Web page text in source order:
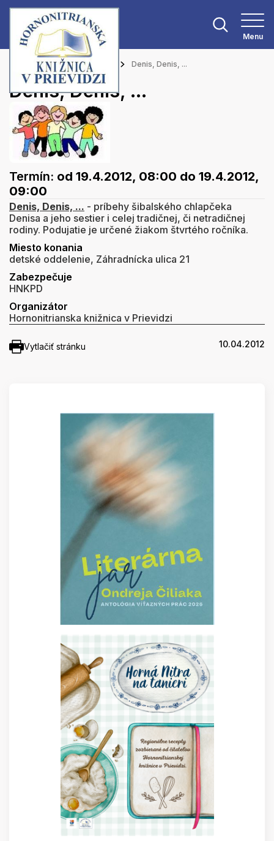
Menu
Hlavná stránka Podujatia Denis, Denis, ...
Denis, Denis, ...
Termín: od 19.4.2012, 08:00 do 19.4.2012,
09:00
Denis, Denis, ... - príbehy šibalského chlapčeka
Denisa a jeho sestier i celej tradičnej, či netradičnej
rodiny. Podujatie je určené žiakom štvrtého ročníka.
Miesto konania
detské oddelenie, Záhradnícka ulica 21
Zabezpečuje
HNKPD
Organizátor
Hornonitrianska knižnica v Prievidzi
Vytlačiť stránku 10.04.2012